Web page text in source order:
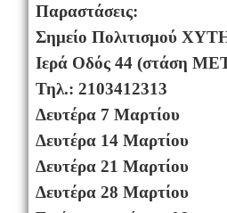
Παραστάσεις:
Σημείο Πολιτισμού
Ιερά Οδός 44 (στάση
Τηλ.: 2103412313
Δευτέρα 7 Μαρτίου
Δευτέρα 14 Μαρτίου
Δευτέρα 21 Μαρτίου
Δευτέρα 28 Μαρτίου